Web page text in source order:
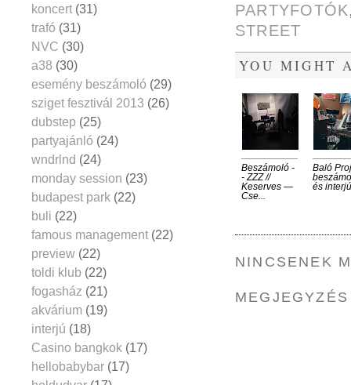
PARTYFOTÓK
STREET
YOU MIGHT
Beszámoló -
- ZZZ //
Keserves —
Cse...
Baló
és
NINCSENEK
koncert (31)
trafó (31)
NVC (30)
a38 (30)
esemény beszámoló (29)
sziget fesztivál 2013 (26)
dubstep (25)
partyajánló (24)
wndrlnd (24)
monday session (23)
budapest park (22)
buli (22)
famous management (22)
preview (22)
toldi klub (22)
fogasház (21)
akvárium (19)
interjú (18)
Casino bangkok (17)
hellobabybar (17)